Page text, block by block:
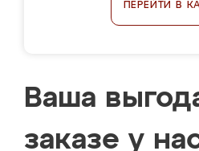
ПЕРЕЙТИ В
Ваша
заказе у